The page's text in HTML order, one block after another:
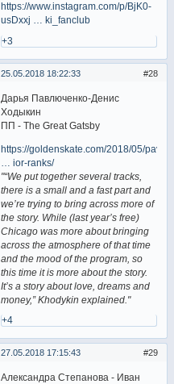
https://www.instagram.com/p/BjK0-
usDxxj … ki_fanclub
+3
28
25.05.2018 18:22:33
Дарья Павлюченко-Денис
Ходыкин
ПП - The Great Gatsby
https://goldenskate.com/2018/05/
… ior-ranks/
"“We put together several tracks,
there is a small and a fast part and
we’re trying to bring across more of
the story. While (last year’s free)
Chicago was more about bringing
across the atmosphere of that time
and the mood of the program, so
this time it is more about the story.
It’s a story about love, dreams and
money,” Khodykin explained."
+4
29
27.05.2018 17:15:43
Александра Степанова - Иван